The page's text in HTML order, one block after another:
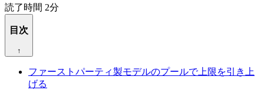
読了時間 2分
目次
↑
ファーストパーティ製モデルのプールで上限を引き上
げる